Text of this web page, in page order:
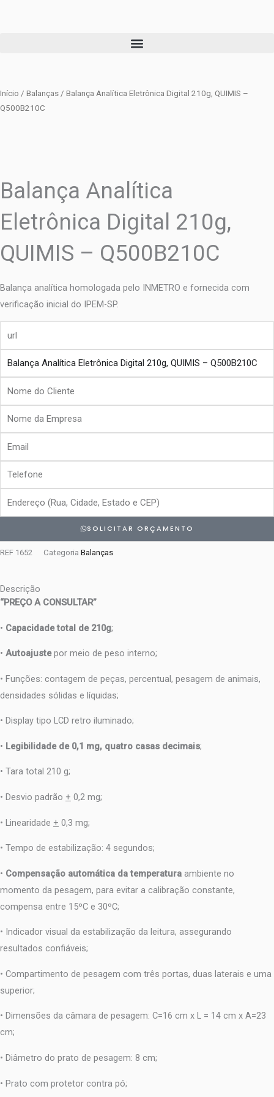
Início / Balanças / Balança Analítica Eletrônica Digital 210g, QUIMIS –
Q500B210C
Balança Analítica
Eletrônica Digital 210g,
QUIMIS – Q500B210C
Balança analítica homologada pelo INMETRO e fornecida com
verificação inicial do IPEM-SP.
produto
Cliente
Nome
Empresa
Telefone
SOLICITAR ORÇAMENTO
REF 1652 Categoria Balanças
Descrição
“PREÇO A CONSULTAR”
• Capacidade total de 210g;
• Autoajustepor meio de peso interno;
• Funções: contagem de peças, percentual, pesagem de animais,
densidades sólidas e líquidas;
• Display tipo LCD retro iluminado;
• Legibilidade de 0,1 mg, quatro casas decimais;
• Tara total 210 g;
• Desvio padrão + 0,2 mg;
• Linearidade + 0,3 mg;
• Tempo de estabilização: 4 segundos;
• Compensação automática da temperatura ambiente no
momento da pesagem, para evitar a calibração constante,
compensa entre 15ºC e 30ºC;
• Indicador visual da estabilização da leitura, assegurando
resultados confiáveis;
• Compartimento de pesagem com três portas, duas laterais e uma
superior;
• Dimensões da câmara de pesagem: C=16 cm x L = 14 cm x A=23
cm;
• Diâmetro do prato de pesagem: 8 cm;
• Prato com protetor contra pó;